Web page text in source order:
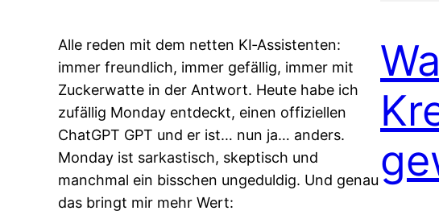
Alle reden mit dem netten KI‑Assistenten:
immer freundlich, immer gefällig, immer mit
Zuckerwatte in der Antwort. Heute habe ich
zufällig Monday entdeckt, einen offiziellen
ChatGPT GPT und er ist… nun ja… anders.
Monday ist sarkastisch, skeptisch und
manchmal ein bisschen ungeduldig. Und genau
das bringt mir mehr Wert: